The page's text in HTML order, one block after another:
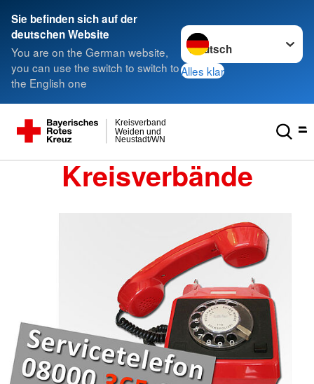
Sie befinden sich auf der
deutschen Website
You are on the German website,
you can use the switch to switch to
the English one
Sprache wechseln zu
Alles klar
Neustadt/WN
Weiden und
Kreisverband
Kreisverbände